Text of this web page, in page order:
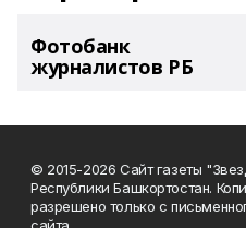
Фотобанк
журналистов РБ
© 2015-2026 Сайт газеты
Республики Башкортостан.
разрешено только с